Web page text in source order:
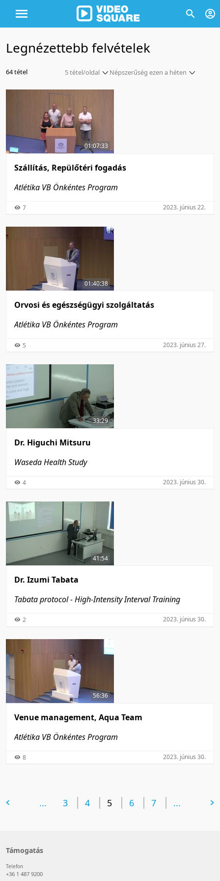
Legnézettebb felvételek
Népszerűség ezen a héten
Népszerűség szerint
Népszerűség ebben a hónapban
Népszerűség ebben a hónapban
64 tétel
5 tétel/oldal
5 tétel/oldal
20 tétel/oldal
50 tétel/oldal
100 tétel/oldal
01:07:33
Szállítás, Repülőtéri fogadás
Atlétika VB Önkéntes Program
7 2023. június 22.
01:40:38
Orvosi és egészségügyi szolgáltatás
Atlétika VB Önkéntes Program
5 2023. június 27.
33:29
Dr. Higuchi Mitsuru
Waseda Health Study
4 2023. június 30.
41:54
Dr. Izumi Tabata
Tabata protocol - High-Intensity Interval Training
2 2023. június 30.
56:36
Venue management, Aqua Team
Atlétika VB Önkéntes Program
8 2023. június 30.
... 3 4 5 6 7 ...
következő oldal
Támogatás
Telefon
+36 1 487 9200